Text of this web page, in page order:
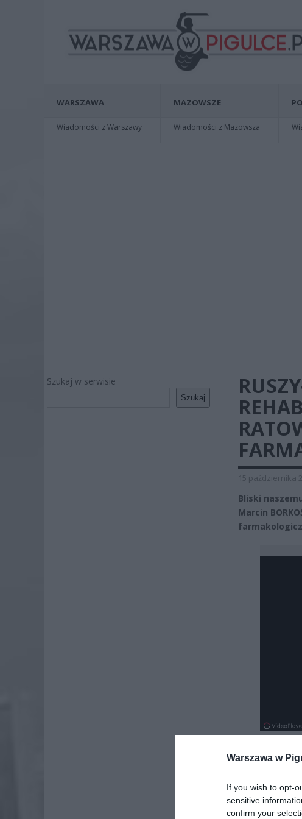
Warszawa w
If you wish to opt-
sensitive
confirm your
WARSZAWA
Wiadomości z Warszawy
MAZOWSZE
Wiadomości z Mazowsza
Szukaj w serwisie
Szukaj
15 października
Bliski
Marcin